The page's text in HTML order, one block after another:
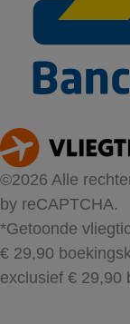
©2026 Alle
by reCAPTCHA.
*Getoonde
€ 29,90
exclusief € 29,90